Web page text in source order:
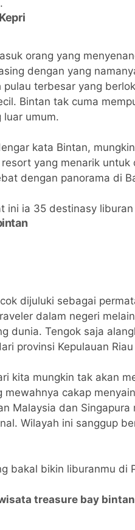
orang yang
dengan yang
pulau terbesar yang
Bintan tak cuma
luar umum.
kata Bintan,
yang menarik
dengan panorama di
ini ia 35 destinasy
dijuluki sebagai
dalam negeri
dunia. Tengok saja
provinsi Kepulauan Riau
kita mungkin tak akan
mewahnya cakap
Malaysia dan
Wilayah ini sanggup
bakal bikin liburanmu di
treasure bay bintan